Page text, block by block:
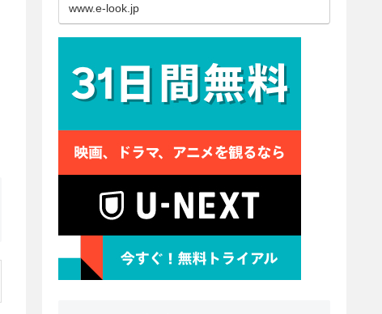
共通ポイント、コンビニ後払いや
ラッピングサービスがご利用頂け
www.e-look.jp